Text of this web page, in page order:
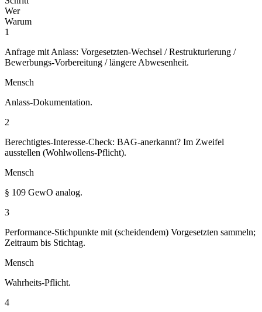
Wer
Warum
1
Anfrage mit Anlass: Vorgesetzten-Wechsel / Restrukturierung /
Bewerbungs-Vorbereitung / längere Abwesenheit.
Mensch
Anlass-Dokumentation.
2
Berechtigtes-Interesse-Check: BAG-anerkannt? Im Zweifel
ausstellen (Wohlwollens-Pflicht).
Mensch
§ 109 GewO analog.
3
Performance-Stichpunkte mit (scheidendem) Vorgesetzten sammeln;
Zeitraum bis Stichtag.
Mensch
Wahrheits-Pflicht.
4